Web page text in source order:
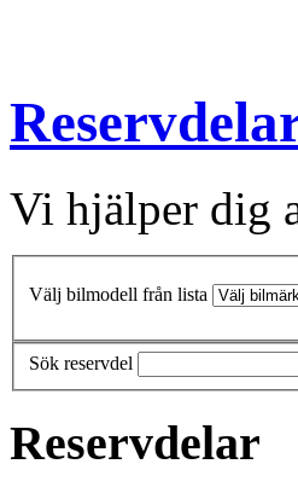
Vi hjälper dig
Välj bilmodell från lista
Sök reservdel
Reservdelar